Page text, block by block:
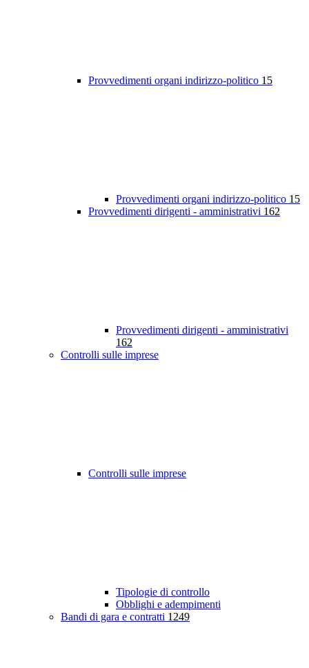
Provvedimenti organi indirizzo-politico 15
Provvedimenti organi indirizzo-politico 15
Provvedimenti dirigenti - amministrativi 162
Provvedimenti dirigenti - amministrativi
162
Controlli sulle imprese
Controlli sulle imprese
Tipologie di controllo
Obblighi e adempimenti
Bandi di gara e contratti 1249